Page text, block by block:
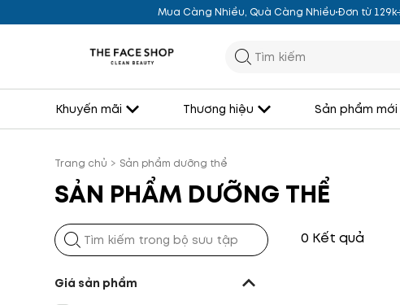
Mua Càng Nhiều, Quà Càng Nhiều Đơn từ
Khuyến mãi Thương hiệu Sản phẩm mới
Trang chủ > Sản phẩm dưỡng thể
SẢN PHẨM DƯỠNG THỂ
Giá sản phẩm
0 Kết quả